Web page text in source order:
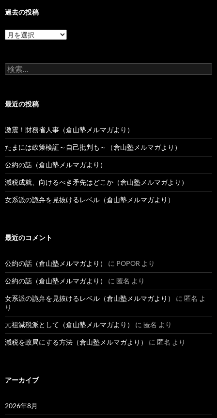
過去の投稿
過
去
稿
検
索:
最近の投稿
激震！財務省人事（倉山塾メルマガより）
たまには政策検証～自己批判も～（倉山塾メルマガより）
公約の話（倉山塾メルマガより）
減税成就、向けるべき矛先はどこか（倉山塾メルマガより）
女系派の詭弁を見抜けるレベル（倉山塾メルマガより）
最近のコメント
公約の話（倉山塾メルマガより） に POPOR より
公約の話（倉山塾メルマガより） に 匿名 より
女系派の詭弁を見抜けるレベル（倉山塾メルマガより） に 匿名 よ
り
元祖減税派として（倉山塾メルマガより） に 匿名 より
減税を政局にする方法（倉山塾メルマガより） に 匿名 より
アーカイブ
2026年8月